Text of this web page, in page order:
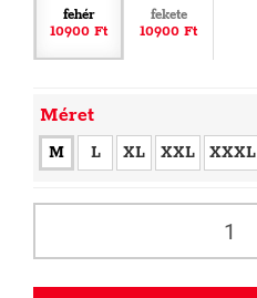
fehér
10900 Ft
fekete
10900 Ft
Méret
M L XL XXL XXXL